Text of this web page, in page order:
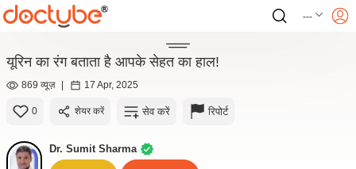
---
यूरिन का रंग बताता है आपके सेहत का हाल!
869 व्यूज़ | 17 Apr, 2025
0 शेयर करें सेव करें रिपोर्ट
Dr. Sumit Sharma